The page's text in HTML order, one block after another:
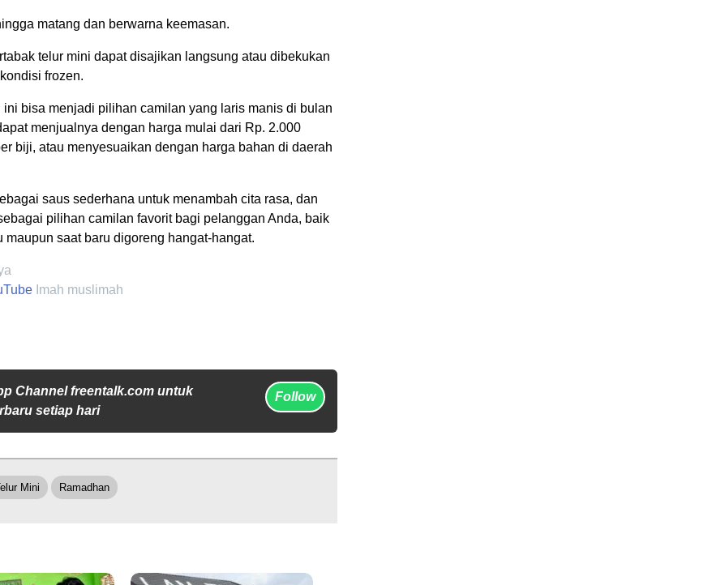
matang dan berwarna keemasan.
telur mini dapat disajikan langsung atau dibekukan
frozen.
ini bisa menjadi pilihan camilan yang laris manis di bulan
menjualnya dengan harga mulai dari Rp. 2.000
biji, atau menyesuaikan dengan harga bahan di daerah
saus sederhana untuk menambah cita rasa, dan
pilihan camilan favorit bagi pelanggan Anda, baik
maupun saat baru digoreng hangat-hangat.
Imah muslimah
Channel freentalk.com untuk
setiap hari
Follow
Mini Ramadhan